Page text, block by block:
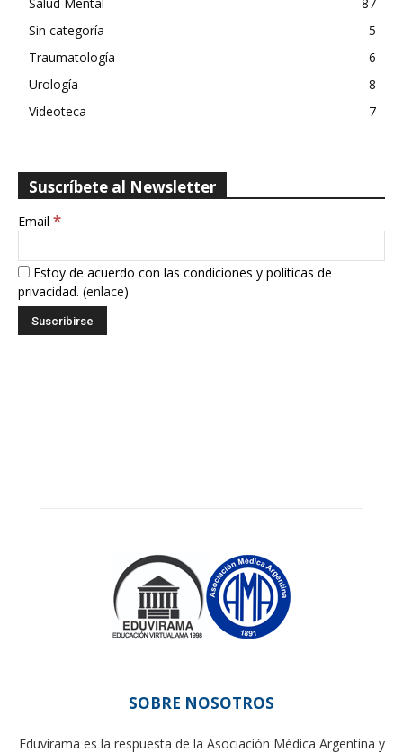
Sin categoría
5
Traumatología
6
Urología
8
Videoteca
7
Suscríbete al Newsletter
Email *
Estoy de acuerdo con las condiciones y políticas de
privacidad. (enlace)
SOBRE NOSOTROS
Eduvirama es la respuesta de la Asociación Médica Argentina y